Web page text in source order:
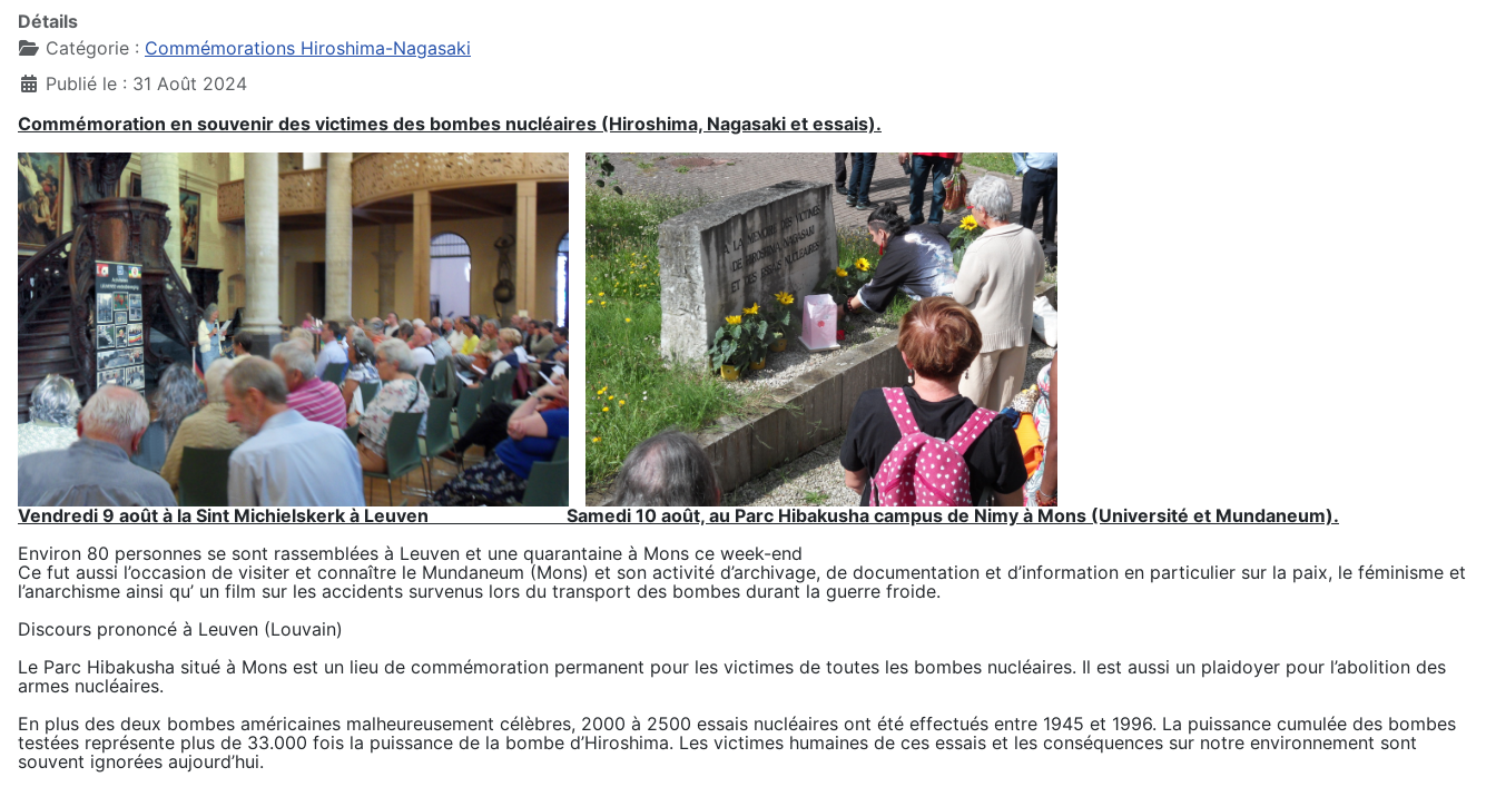
Détails
Catégorie : Commémorations Hiroshima-Nagasaki
Publié le : 31 Août 2024
Commémoration en souvenir des victimes des bombes nucléaires (Hiroshima, Nagasaki et essais).
Vendredi 9 août à la Sint Michielskerk à Leuven Samedi 10 août, au Parc Hibakusha campus de Nimy à Mons (Université et Mundaneum).
Environ 80 personnes se sont rassemblées à Leuven et une quarantaine à Mons ce week-end
Ce fut aussi l’occasion de visiter et connaître le Mundaneum (Mons) et son activité d’archivage, de documentation et d’information en particulier sur la paix, le féminisme et
l’anarchisme ainsi qu’ un film sur les accidents survenus lors du transport des bombes durant la guerre froide.
Discours prononcé à Leuven (Louvain)
Le Parc Hibakusha situé à Mons est un lieu de commémoration permanent pour les victimes de toutes les bombes nucléaires. Il est aussi un plaidoyer pour l’abolition des
armes nucléaires.
En plus des deux bombes américaines malheureusement célèbres, 2000 à 2500 essais nucléaires ont été effectués entre 1945 et 1996. La puissance cumulée des bombes
testées représente plus de 33.000 fois la puissance de la bombe d’Hiroshima. Les victimes humaines de ces essais et les conséquences sur notre environnement sont
souvent ignorées aujourd’hui.